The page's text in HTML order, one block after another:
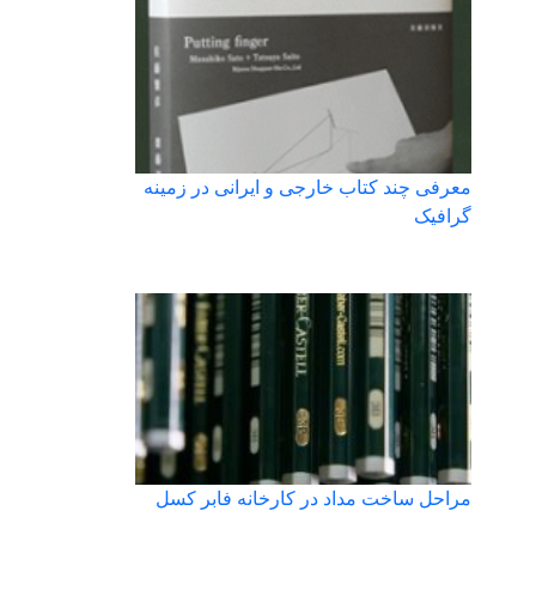
معرفی چند کتاب خارجی و ایرانی در زمینه
گرافیک
مراحل ساخت مداد در کارخانه فابر کسل